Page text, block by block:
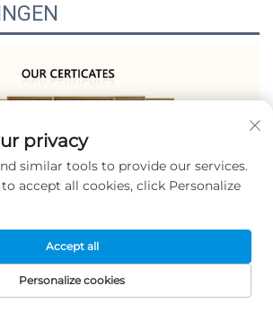
privacy
similar tools to provide our services.
accept all cookies, click Personalize
Personalize cookies
Accept all